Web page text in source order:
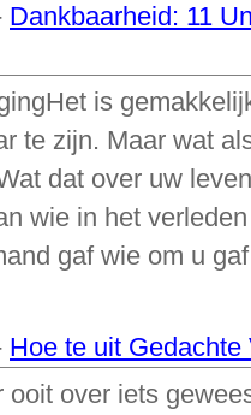
Dankbaarheid: 11
is
te zijn. Maar wat
dat over uw
wie in het
gaf wie om u
Hoe te uit
over iets